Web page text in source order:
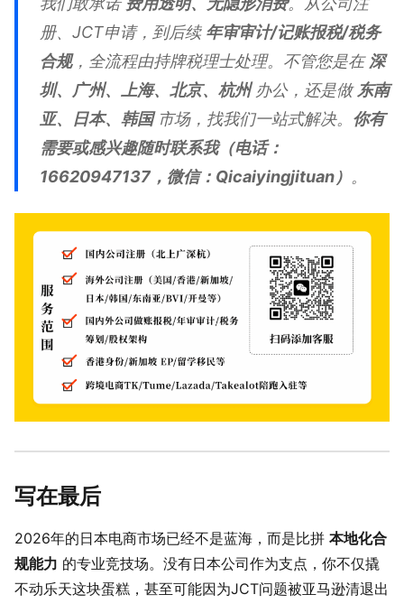
册、JCT申请，到后续 年审审计/记账报税/税务
合规，全流程由持牌税理士处理。不管您是在 深
圳、广州、上海、北京、杭州办公，还是做 东南
亚、日本、韩国市场，找我们一站式解决。 你有
需要或感兴趣随时联系我（电话：
16620947137，微信：Qicaiyingjituan） 。
写在最后
2026年的日本电商市场已经不是蓝海，而是比拼 本地化合
规能力 的专业竞技场。没有日本公司作为支点，你不仅撬
不动乐天这块蛋糕，甚至可能因为JCT问题被亚马逊清退出